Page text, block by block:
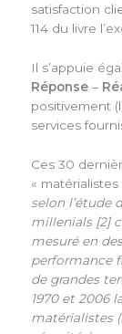
satisfaction
114 du livre
Il s’appuie
Réponse –
positivement
services
Ces 30
«
selon l’étude
millenials [2]
mesuré en
performance
de grandes
1970 et 2006
matérialistes